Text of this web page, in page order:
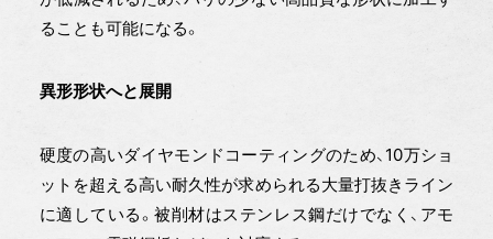
ることも可能になる。
異形形状へと展開
硬度の高いダイヤモンドコーティングのため、10万ショ
ットを超える高い耐久性が求められる大量打抜きライン
に適している。被削材はステンレス鋼だけでなく、アモ